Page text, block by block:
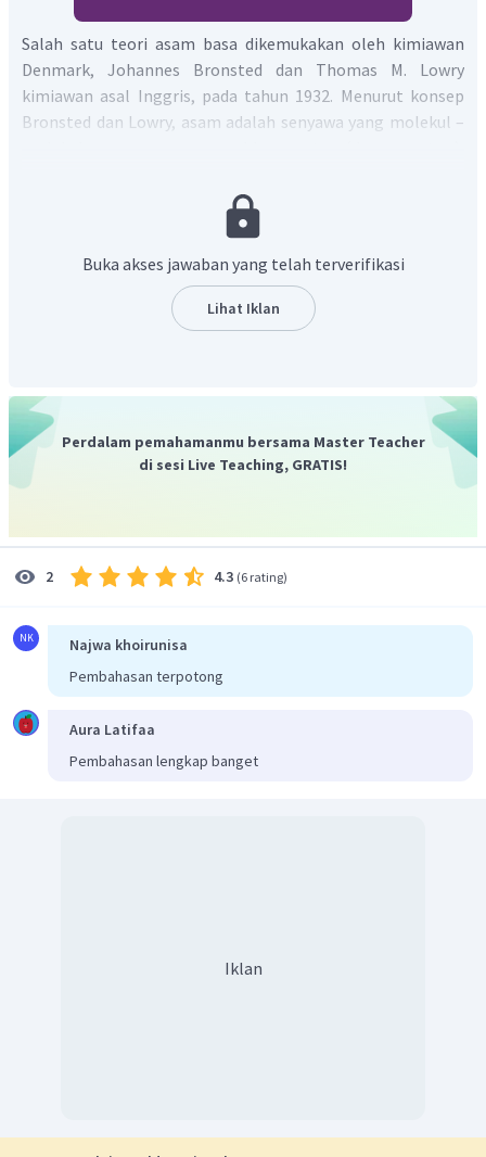
Salah satu teori asam basa dikemukakan oleh kimiawan
Denmark, Johannes Bronsted dan Thomas M. Lowry
kimiawan asal Inggris, pada tahun 1932. Menurut konsep
Bronsted dan Lowry, asam adalah senyawa yang molekul –
molekulnya mampu menerima proton (akseptor proton).
Pada asam basa Bronsted dan Lowry, dikenal istilah asam
mendonorkan protonnya disebut sebagai basa konjugasi.
Sedangkan basa yang telah menerima atau menangkap
proton dari asam, disebut sebagai asam konjugasi.
Jadi, berdasarkan reaksi pada soal yang bertindak
sebagai asam adalah
.
Buka akses jawaban yang telah terverifikasi
Lihat Iklan
Perdalam pemahamanmu bersama Master Teacher
di sesi Live Teaching, GRATIS!
2 4.3 (6 rating)
NK
Najwa khoirunisa
Pembahasan terpotong
Aura Latifaa
Pembahasan lengkap banget
Iklan